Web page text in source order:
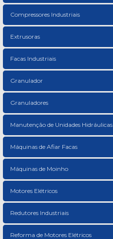
Compressores Industriais
Extrusoras
Facas Industriais
Granulador
Granuladores
Manutenção de Unidades Hidráulicas
Máquinas de Afiar Facas
Máquinas de Moinho
Motores Elétricos
Redutores Industriais
Reforma de Motores Elétricos